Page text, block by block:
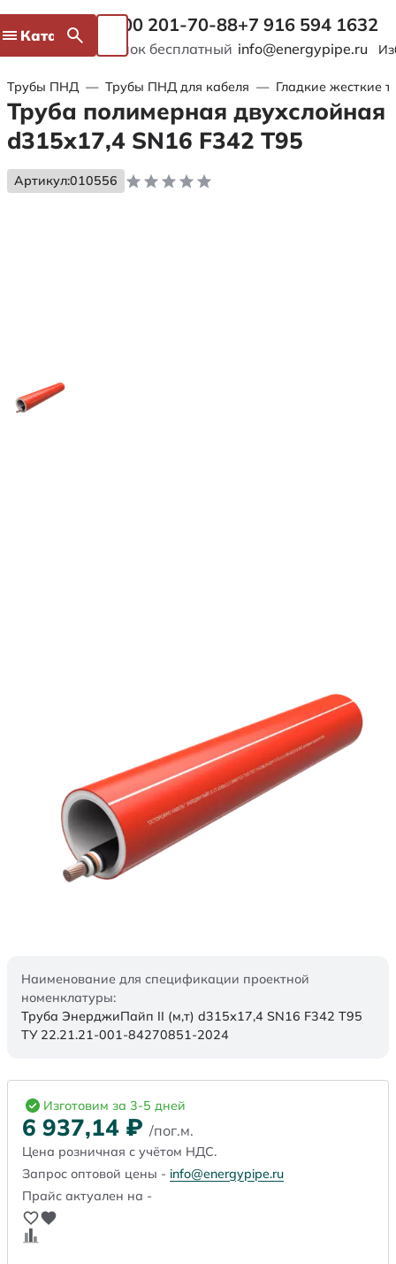
Каталог 8 800 201-70-88
Звонок бесплатный
+7 916 594 1632
info@energypipe.ru
Трубы ПНД — Трубы ПНД для кабеля — Гладкие жесткие
Труба полимерная двухслойная
d315х17,4 SN16 F342 Т95
Артикул:010556
Наименование для спецификации проектной
номенклатуры:
Труба ЭнерджиПайп II (м,т) d315х17,4 SN16 F342 Т95
ТУ 22.21.21-001-84270851-2024
Изготовим за 3-5 дней
6 937,14 ₽ /пог.м.
Цена розничная с учётом НДС.
Запрос оптовой цены - info@energypipe.ru
Прайс актуален на -